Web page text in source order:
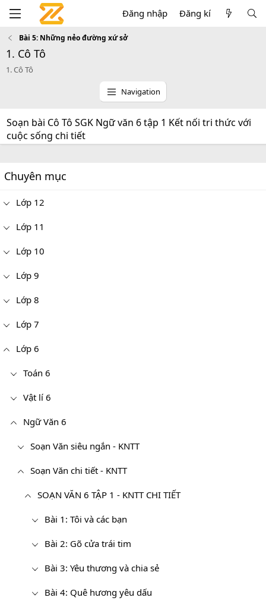
Đăng nhập Đăng kí
Bài 5: Những nẻo đường xứ sở
1. Cô Tô
1. Cô Tô
Navigation
Soạn bài Cô Tô SGK Ngữ văn 6 tập 1 Kết nối tri thức với
cuộc sống chi tiết
Chuyên mục
Lớp 12
Lớp 11
Lớp 10
Lớp 9
Lớp 8
Lớp 7
Lớp 6
Toán 6
Vật lí 6
Ngữ Văn 6
Soạn Văn siêu ngắn - KNTT
Soạn Văn chi tiết - KNTT
SOẠN VĂN 6 TẬP 1 - KNTT CHI TIẾT
Bài 1: Tôi và các bạn
Bài 2: Gõ cửa trái tim
Bài 3: Yêu thương và chia sẻ
Bài 4: Quê hương yêu dấu